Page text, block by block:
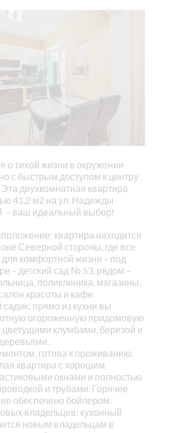
о тихой жизни в окружении
с быстрым доступом к центру
Эта двухкомнатная квартира
41,2 м2 на ул. Надежды
– ваш идеальный выбор!
квартира находится
Северной стороны, где все
комфортной жизни – под
– детский сад № 53, рядом –
поликлиника, магазины,
красоты и кафе.
прямо из кухни вы
огороженную придомовую
цветущими клумбами, березой и
готова к проживанию:
квартира с хорошим
окнами и полностью
и трубами. Горячее
обеспечено бойлером.
владельцев: кухонный
новым владельцам в